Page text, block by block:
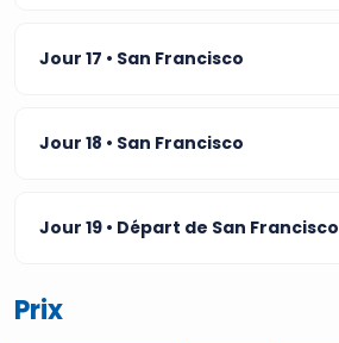
Jour 17 • San Francisco
Jour 18 • San Francisco
Jour 19 • Départ de San Francisco
Prix